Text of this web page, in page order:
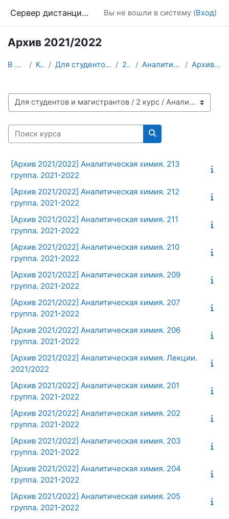
Сервер дистанционного обучения Химического факультета МГУ Вы не вошли в систему (Вход)
Архив 2021/2022
В начало Курсы Для студентов и магистрантов 2 курс Аналитическая химия Архив 2021/2022
Категории курсов
Поиск курса
Поиск курса
[Архив 2021/2022] Аналитическая химия. 213
группа. 2021-2022
[Архив 2021/2022] Аналитическая химия. 212
группа. 2021-2022
[Архив 2021/2022] Аналитическая химия. 211
группа. 2021-2022
[Архив 2021/2022] Аналитическая химия. 210
группа. 2021-2022
[Архив 2021/2022] Аналитическая химия. 209
группа. 2021-2022
[Архив 2021/2022] Аналитическая химия. 207
группа. 2021-2022
[Архив 2021/2022] Аналитическая химия. 206
группа. 2021-2022
[Архив 2021/2022] Аналитическая химия. Лекции.
2021/2022
[Архив 2021/2022] Аналитическая химия. 201
группа. 2021-2022
[Архив 2021/2022] Аналитическая химия. 202
группа. 2021-2022
[Архив 2021/2022] Аналитическая химия. 203
группа. 2021-2022
[Архив 2021/2022] Аналитическая химия. 204
группа. 2021-2022
[Архив 2021/2022] Аналитическая химия. 205
группа. 2021-2022